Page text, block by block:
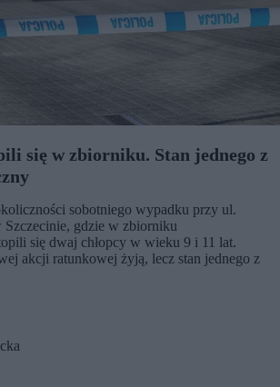
się w zbiorniku. Stan jednego z
sobotniego wypadku przy ul.
gdzie w zbiorniku
się dwaj chłopcy w wieku 9 i 11 lat.
akcji ratunkowej żyją, lecz stan jednego z